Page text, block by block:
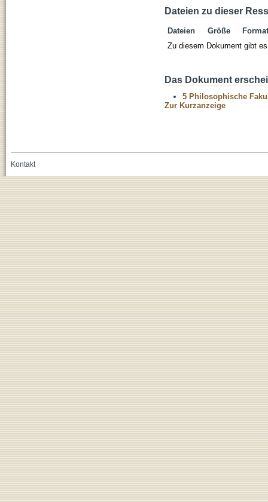
Dateien zu dieser
Dateien Größe
Format
Zu diesem Dokument gibt
Das Dokument
5 Philosophische
Zur Kurzanzeige
Kontakt